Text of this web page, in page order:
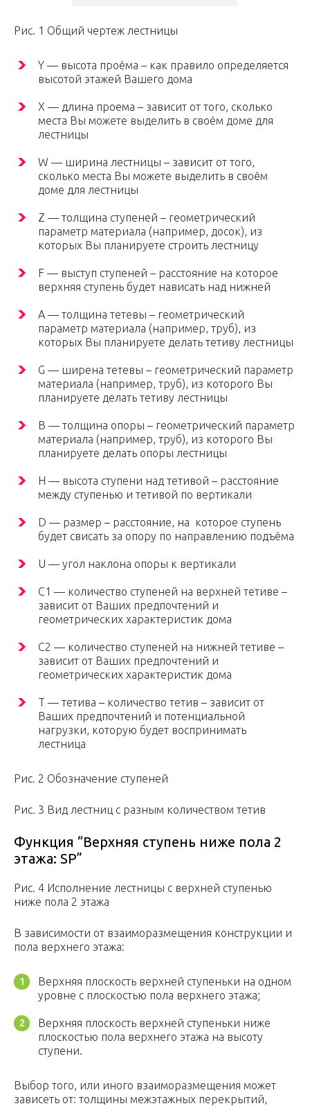
Рис. 1 Общий чертеж лестницы
Y — высота проёма – как правило определяется
высотой этажей Вашего дома
X — длина проема – зависит от того, сколько
места Вы можете выделить в своём доме для
лестницы
W — ширина лестницы – зависит от того,
сколько места Вы можете выделить в своём
доме для лестницы
Z — толщина ступеней – геометрический
параметр материала (например, досок), из
которых Вы планируете строить лестницу
F — выступ ступеней – расстояние на которое
верхняя ступень будет нависать над нижней
A — толщина тетевы – геометрический
параметр материала (например, труб), из
которых Вы планируете делать тетиву лестницы
G — ширена тетевы – геометрический параметр
материала (например, труб), из которого Вы
планируете делать тетиву лестницы
B — толщина опоры – геометрический параметр
материала (например, труб), из которого Вы
планируете делать опоры лестницы
H — высота ступени над тетивой – расстояние
между ступенью и тетивой по вертикали
D — размер – расстояние, на которое ступень
будет свисать за опору по направлению подъёма
U — угол наклона опоры к вертикали
C1 — количество ступеней на верхней тетиве –
зависит от Ваших предпочтений и
геометрических характеристик дома
C2 — количество ступеней на нижней тетиве –
зависит от Ваших предпочтений и
геометрических характеристик дома
T — тетива – количество тетив – зависит от
Ваших предпочтений и потенциальной
нагрузки, которую будет воспринимать
лестница
Рис. 2 Обозначение ступеней
Рис. 3 Вид лестниц с разным количеством тетив
Функция “Верхняя ступень ниже пола 2
этажа: SP”
Рис. 4 Исполнение лестницы с верхней ступенью
ниже пола 2 этажа
В зависимости от взаиморазмещения конструкции и
пола верхнего этажа:
Верхняя плоскость верхней ступеньки на одном
уровне с плоскостью пола верхнего этажа;
Верхняя плоскость верхней ступеньки ниже
плоскостью пола верхнего этажа на высоту
ступени.
Выбор того, или иного взаиморазмещения может
зависеть от: толщины межэтажных перекрытий,